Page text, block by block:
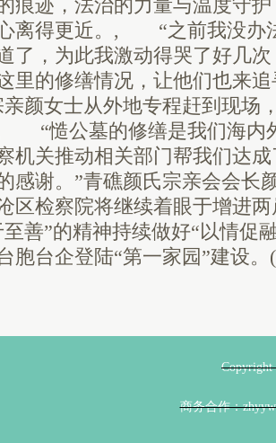
痕迹，法治的力量与温度守
离得更近。, “之前我没办
了，为此我激动得哭了好几
里的修缮情况，让他们也来
颜女士从外地专程赶到现场
“慥公墓的修缮是我们海内
机关推动相关部门帮我们达
感谢。”青礁颜氏宗亲会会
区检察院将继续着眼于增进
至善”的精神持续做好“以情促
胞台企登陆“第一家园”建设。
商务合作：